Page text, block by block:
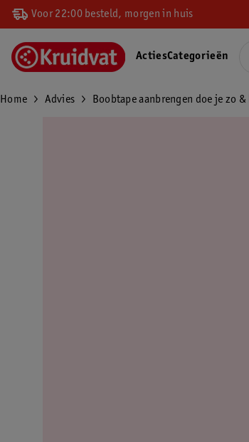
Voor 22:00 besteld, morgen in huis
ActiesCategorieën
Home Advies Boobtape aanbrengen doe je zo